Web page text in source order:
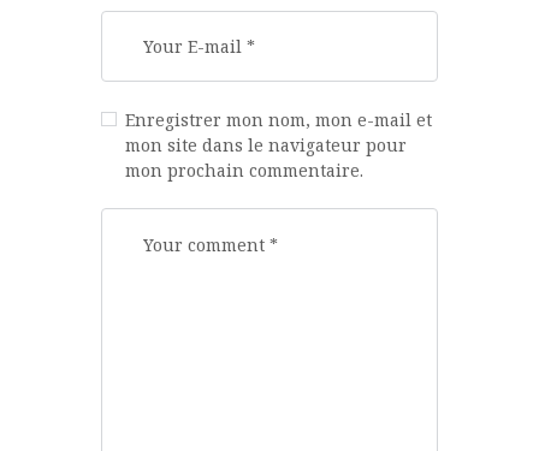
Enregistrer mon nom, mon e-mail et
mon site dans le navigateur pour
mon prochain commentaire.